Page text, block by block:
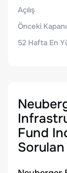
Açılış
Önceki
52 Hafta En
Fund